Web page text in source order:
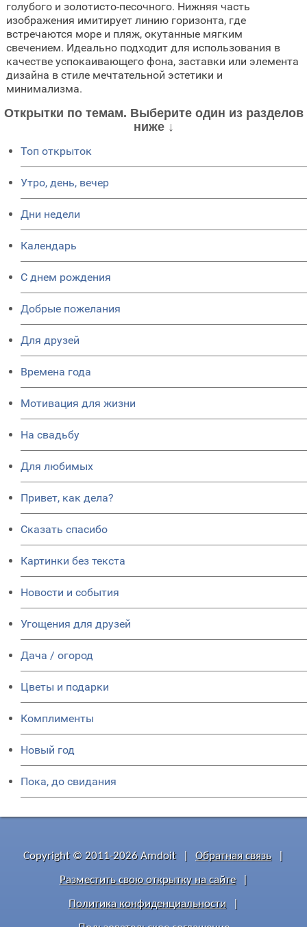
голубого и золотисто-песочного. Нижняя часть
изображения имитирует линию горизонта, где
встречаются море и пляж, окутанные мягким
свечением. Идеально подходит для использования в
качестве успокаивающего фона, заставки или элемента
дизайна в стиле мечтательной эстетики и
минимализма.
Открытки по темам. Выберите один из разделов
ниже ↓
Топ открыток
Утро, день, вечер
Дни недели
Календарь
C днем рождения
Добрые пожелания
Для друзей
Времена года
Мотивация для жизни
На свадьбу
Для любимых
Привет, как дела?
Сказать спасибо
Картинки без текста
Новости и события
Угощения для друзей
Дача / огород
Цветы и подарки
Комплименты
Новый год
Пока, до свидания
Copyright © 2011-2026 Amdoit Обратная связь
Разместить свою открытку на сайте
Политика конфиденциальности